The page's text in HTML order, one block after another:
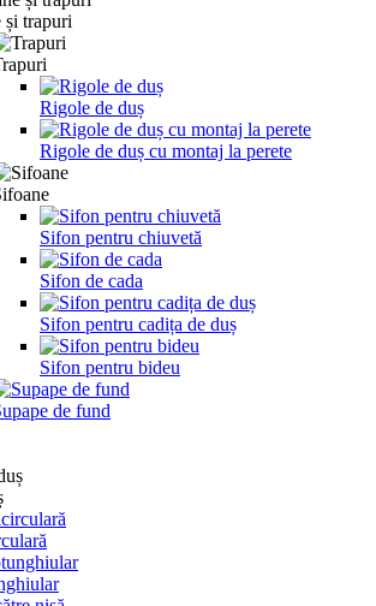
și trapuri
Rigole de duș
Rigole de duș cu montaj la perete
Sifon pentru chiuvetă
Sifon de cada
Sifon pentru cadița de duș
Sifon pentru bideu
de fund